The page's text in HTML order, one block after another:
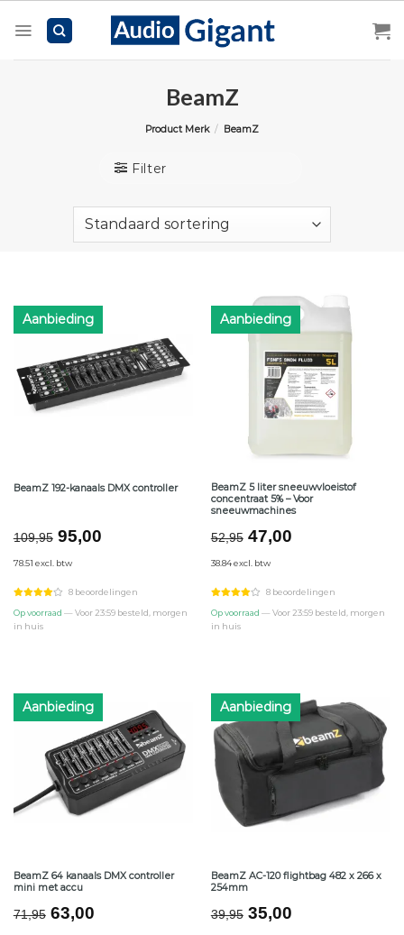
BeamZ
Product Merk / BeamZ
Filter
Aanbieding
BeamZ 192-kanaals DMX controller
109,95 Oorspronkelijke
was:
€109,95.
95,00Huidige
€95,00.
78.51 excl. btw
8 beoordelingen
Op voorraad — Voor 23:59 besteld, morgen
in huis
Aanbieding
BeamZ 5 liter sneeuwvloeistof
concentraat 5% – Voor
sneeuwmachines
52,95 Oorspronkelijke
was:
€52,95.
47,00Huidige
€47,00.
38.84 excl. btw
8 beoordelingen
Op voorraad — Voor 23:59 besteld, morgen
in huis
Aanbieding
BeamZ 64 kanaals DMX controller
mini met accu
71,95 Oorspronkelijke
63,00Huidige
Aanbieding
BeamZ AC-120 flightbag 482 x 266 x
254mm
39,95 Oorspronkelijke
35,00Huidige